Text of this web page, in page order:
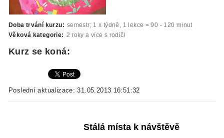
Doba trvání kurzu: semestr; 1 x týdně, 1 lekce = 90 - 120 minut
Věková kategorie:
2 roky a více s rodiči
Kurz se koná:
Poslední aktualizace: 31.05.2013 16:51:32
Stálá místa k návštěvě